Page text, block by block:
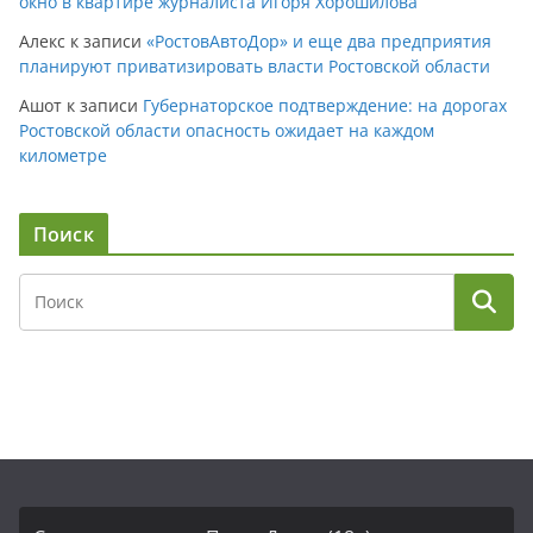
Алекс к записи «РостовАвтоДор» и еще два предприятия
планируют приватизировать власти Ростовской области
Ашот к записи Губернаторское подтверждение: на дорогах
Ростовской области опасность ожидает на каждом
километре
Поиск